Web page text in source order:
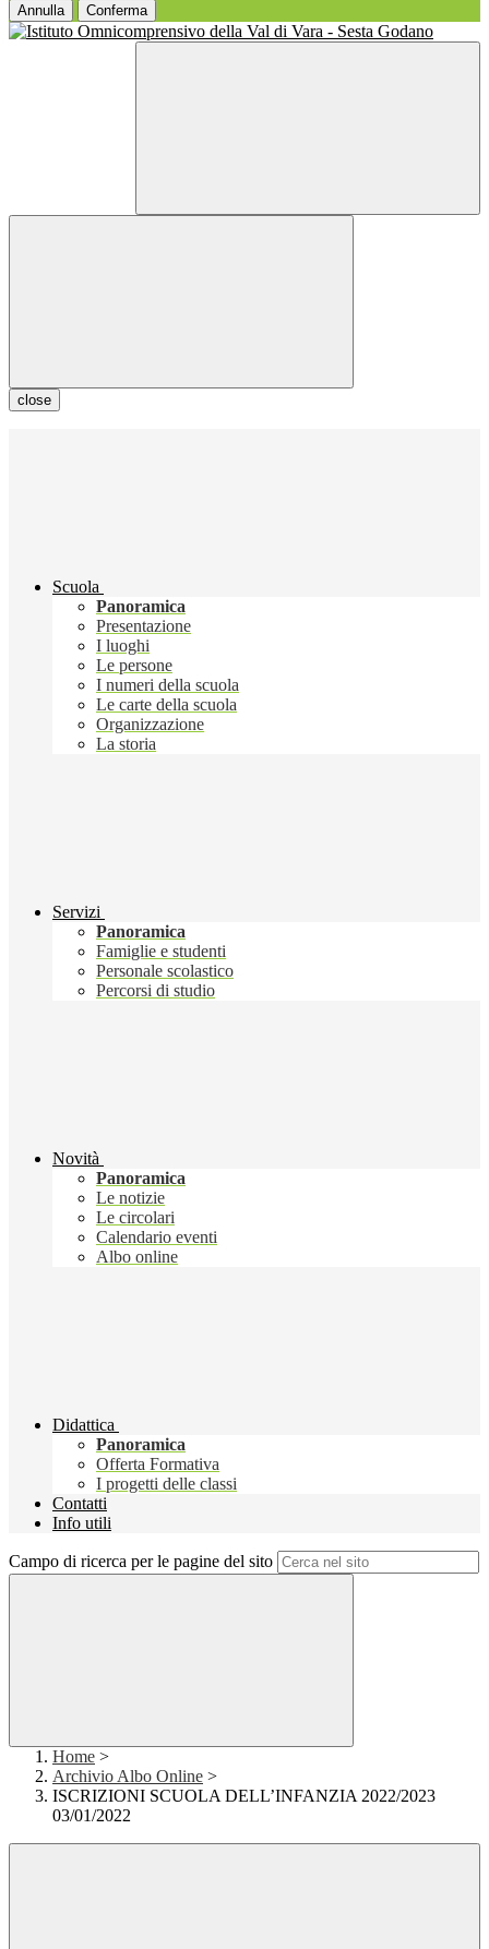
Annulla Conferma
close
Scuola
Panoramica
Presentazione
I luoghi
Le persone
I numeri della scuola
Le carte della scuola
Organizzazione
La storia
Servizi
Panoramica
Famiglie e studenti
Personale scolastico
Percorsi di studio
Novità
Panoramica
Le notizie
Le circolari
Calendario eventi
Albo online
Didattica
Panoramica
Offerta Formativa
I progetti delle classi
Contatti
Info utili
Campo di ricerca per le pagine del sito
Home >
Archivio Albo Online >
ISCRIZIONI SCUOLA DELL’INFANZIA 2022/2023
03/01/2022